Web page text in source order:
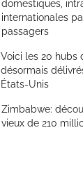
domestiques,
internationales
passagers
Voici les 20 hubs
désormais
États-Unis
Zimbabwe:
vieux de 210